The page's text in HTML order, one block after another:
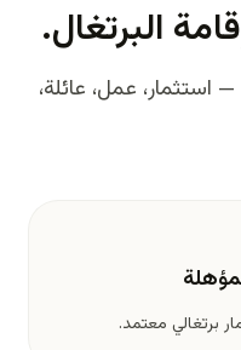
البرتغال.
عمل، عائلة،